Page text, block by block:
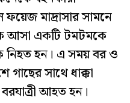
ফয়েজ মাদ্রাসার সামনে
আসা একটি টমটমকে
নিহত হন। এ সময় বর ও
গাছের সাথে ধাক্কা
আহত হন।